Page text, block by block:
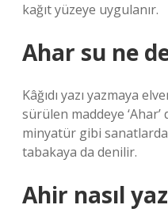
kağıt yüzeye uygulanır.
Ahar su ne
Kâğıdı yazı yazmaya
sürülen maddeye
minyatür gibi
tabakaya da denilir.
Ahir nasıl